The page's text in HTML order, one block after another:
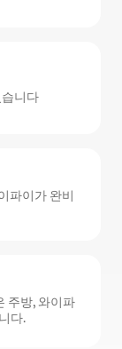
니다
파이가 완비
주방, 와이파
다.